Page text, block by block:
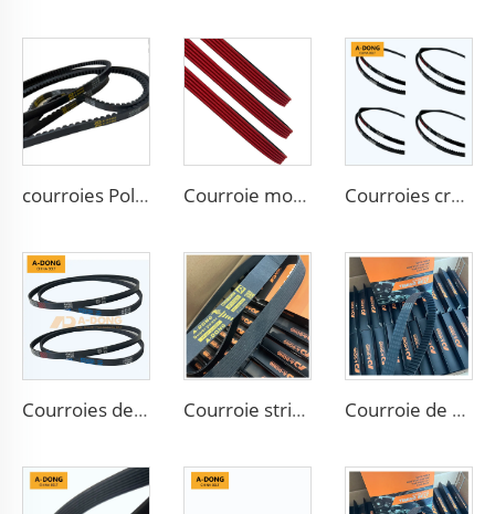
courroies Poly-V à nervures multiples de 80000 km de haute qualité, Courroies Poly-V / Micro V à nervures & Courroies crantées - Usine chinoise / Service OEM Courroie moulée PK/5PK1173 en matériau EPDM, adaptée pour moteur de course, haute qualité Courroies crantées A-DONG Hautes performances pour transmission
Courroies de transmission striées standard 6PK1140 pour voitures Courroie striée en caoutchouc A-DONG à transmission puissante Courroie de distribution A-DONG 88ZA19 fabriquée dans une usine chinoise, avec bonne résistance à l'huile et à la chaleur